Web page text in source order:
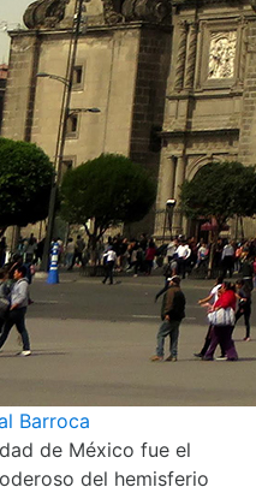
Barroca
de México fue el
del hemisferio